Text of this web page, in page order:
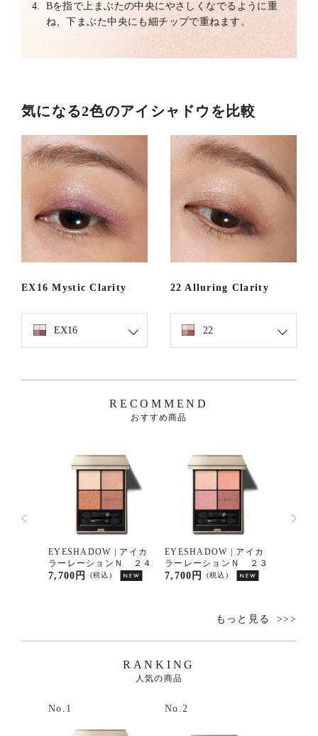
4.
Bを指で上まぶたの中央にやさしくなでるように重
ね、下まぶた中央にも細チップで重ねます。
気になる2色のアイシャドウを比較
EX16 Mystic Clarity
EX16
22 Alluring Clarity
22
RECOMMEND
おすすめ商品
EYESHADOW | アイカ
ラーレーションＮ ２４
(税込)
7,700円
EYESHADOW | アイカ
ラーレーションＮ ２３
(税込)
7,700円
もっと見る
RANKING
人気の商品
No.1 No.2